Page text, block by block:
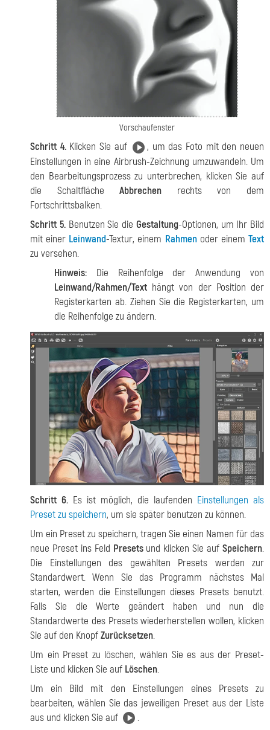
Vorschaufenster
Schritt 4.Klicken Sie auf
, um das Foto mit den neuen
Einstellungen in eine Airbrush-Zeichnung umzuwandeln. Um
den Bearbeitungsprozess zu unterbrechen, klicken Sie auf
die SchaltflächeAbbrechen rechts von dem
Fortschrittsbalken.
Schritt 5.Benutzen Sie die Gestaltung-Optionen, um Ihr Bild
mit einer Leinwand-Textur, einem Rahmenoder einemText
zu versehen.
Hinweis: Die Reihenfolge der Anwendung von
Leinwand/Rahmen/Text hängt von der Position der
Registerkarten ab. Ziehen Sie die Registerkarten, um
die Reihenfolge zu ändern.
Schritt 6. Es ist möglich, die laufenden Einstellungen als
Preset zu speichern, um sie später benutzen zu können.
Um ein Preset zu speichern, tragen Sie einen Namen für das
neue Preset ins Feld Presetsund klicken Sie aufSpeichern.
Die Einstellungen des gewählten Presets werden zur
Standardwert. Wenn Sie das Programm nächstes Mal
starten, werden die Einstellungen dieses Presets benutzt.
Falls Sie die Werte geändert haben und nun die
Standardwerte des Presets wiederherstellen wollen, klicken
Sie auf den KnopfZurücksetzen.
Um ein Preset zu löschen, wählen Sie es aus der Preset-
Liste und klicken Sie auf Löschen.
Um ein Bild mit den Einstellungen eines Presets zu
bearbeiten, wählen Sie das jeweiligen Preset aus der Liste
aus und klicken Sie auf
.